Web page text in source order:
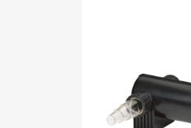
hvězdiček.